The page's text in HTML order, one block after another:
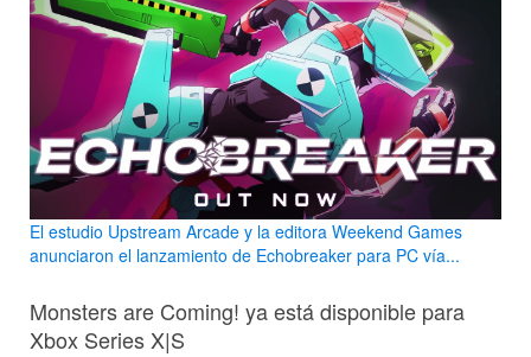
El estudio Upstream Arcade y la editora Weekend Games
anunciaron el lanzamiento de Echobreaker para PC vía...
Monsters are Coming! ya está disponible para
Xbox Series X|S